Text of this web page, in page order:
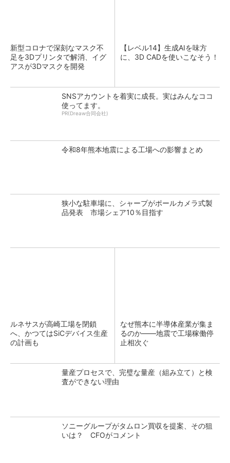
新型コロナで深刻なマスク不
足を3Dプリンタで解消、イグ
アスが3Dマスクを開発
【レベル14】生成AIを味方
に、3D CADを使いこなそう！
SNSアカウントを着実に成長。実はみんなココ
使ってます。
PR(Dreaw合同会社)
令和8年熊本地震による工場への影響まとめ
狭小な駐車場に、シャープがポールカメラ式製
品発表 市場シェア10％目指す
ルネサスが高崎工場を閉鎖
へ、かつてはSiCデバイス生産
の計画も
なぜ熊本に半導体産業が集ま
るのか――地震で工場稼働停
止相次ぐ
量産プロセスで、完璧な量産（組み立て）と検
査ができない理由
ソニーグループがタムロン買収を提案、その狙
いは？ CFOがコメント